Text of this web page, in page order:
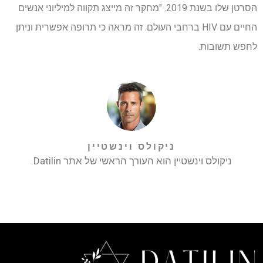
הסרטן שלו בשנת 2019. "מחקר זה מייצג תקווה למיליוני אנשים
החיים עם HIV ברחבי העולם. זה מראה כי תרופה אפשרית וניתן
לחפש תשובות.
ניקולס וינשטיין
ניקולס וינשטיין הוא העורך הראשי של אתר Datilin.